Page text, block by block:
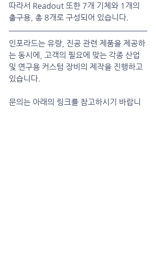
따라서 Readout 또한 7개 기체와 1개의
출구용, 총 8개로 구성되어 있습니다.
인포라드는 유량, 진공 관련 제품을 제공하
는 동시에, 고객의 필요에 맞는 각종 산업
및 연구용 커스텀 장비의 제작을 진행하고
있습니다.
문의는 아래의 링크를 참고하시기 바랍니